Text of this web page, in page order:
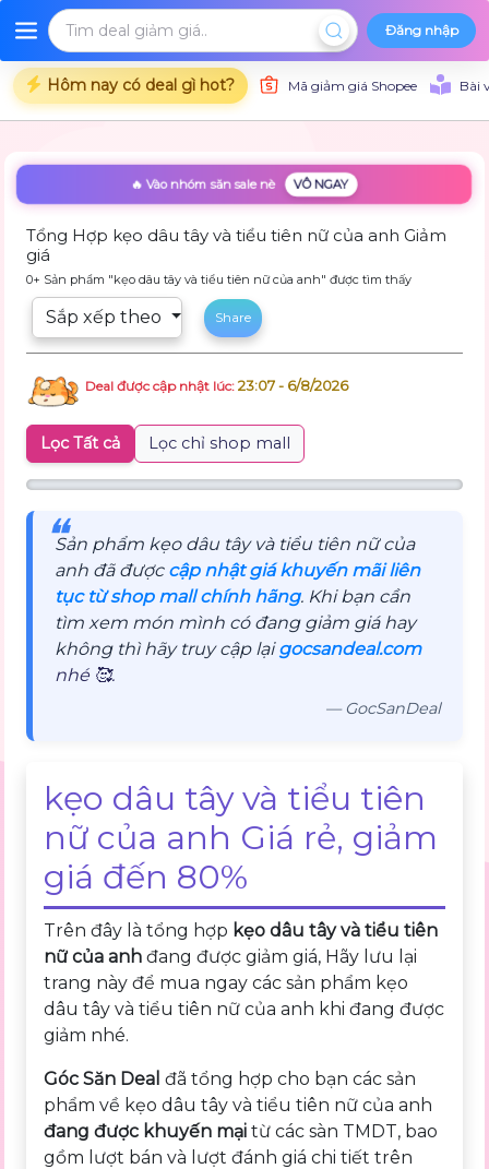
Đăng nhập
Hôm nay có deal gì hot? Mã giảm giá Shopee Bài
🔥 Vào nhóm săn sale nè VÔ NGAY
Tổng Hợp kẹo dâu tây và tiểu tiên nữ của anh Giảm
giá
0+ Sản phẩm "kẹo dâu tây và tiểu tiên nữ của anh" được tìm thấy
Sắp xếp theo Share
Deal được cập nhật lúc:23:07 - 6/8/2026
Lọc Tất cả Lọc chỉ shop mall
❝
Sản phẩm kẹo dâu tây và tiểu tiên nữ của
anh đã được cập nhật giá khuyến mãi liên
tục từ shop mall chính hãng. Khi bạn cần
tìm xem món mình có đang giảm giá hay
không thì hãy truy cập lạigocsandeal.com
nhé 🥰.
— GocSanDeal
kẹo dâu tây và tiểu tiên
nữ của anh Giá rẻ, giảm
giá đến 80%
Trên đây là tổng hợp kẹo dâu tây và tiểu tiên
nữ của anh đang được giảm giá, Hãy lưu lại
trang này để mua ngay các sản phẩm kẹo
dâu tây và tiểu tiên nữ của anh khi đang được
giảm nhé.
Góc Săn Deal đã tổng hợp cho bạn các sản
phẩm về kẹo dâu tây và tiểu tiên nữ của anh
đang được khuyến mại từ các sàn TMDT, bao
gồm lượt bán và lượt đánh giá chi tiết trên